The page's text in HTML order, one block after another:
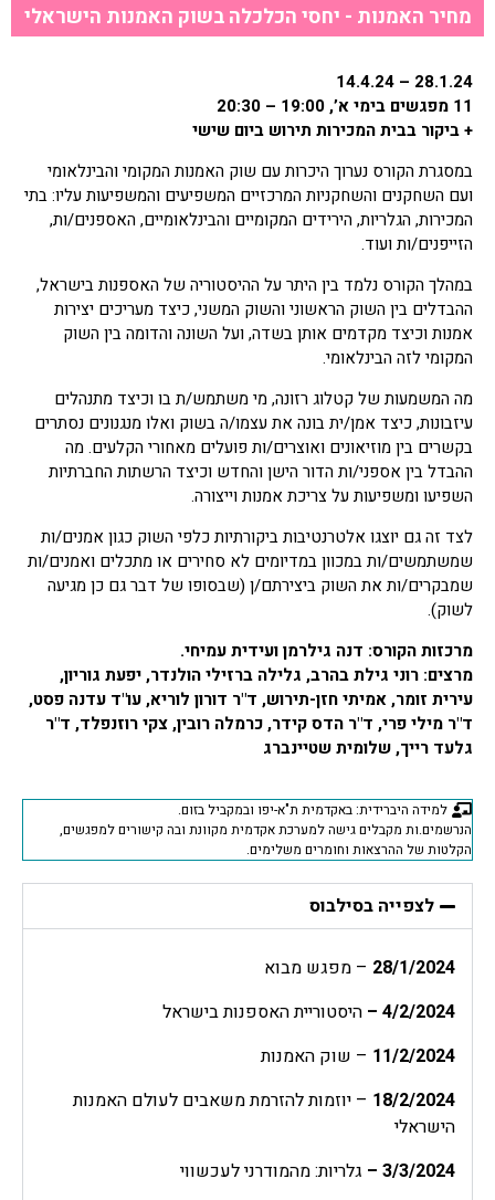
מחיר האמנות - יחסי הכלכלה בשוק האמנות הישראלי
28.1.24 – 14.4.24
11 מפגשים בימי א’, 19:00 – 20:30
+ ביקור בבית המכירות תירוש ביום שישי
במסגרת הקורס נערוך היכרות עם שוק האמנות המקומי והבינלאומי
ועם השחקנים והשחקניות המרכזיים המשפיעים והמשפיעות עליו: בתי
המכירות, הגלריות, הירידים המקומיים והבינלאומיים, האספנים/ות,
הזייפנים/ות ועוד.
במהלך הקורס נלמד בין היתר על ההיסטוריה של האספנות בישראל,
ההבדלים בין השוק הראשוני והשוק המשני, כיצד מעריכים יצירות
אמנות וכיצד מקדמים אותן בשדה, ועל השונה והדומה בין השוק
המקומי לזה הבינלאומי.
מה המשמעות של קטלוג רזונה, מי משתמש/ת בו וכיצד מתנהלים
עיזבונות, כיצד אמן/ית בונה את עצמו/ה בשוק ואלו מנגנונים נסתרים
בקשרים בין מוזיאונים ואוצרים/ות פועלים מאחורי הקלעים. מה
ההבדל בין אספני/ות הדור הישן והחדש וכיצד הרשתות החברתיות
השפיעו ומשפיעות על צריכת אמנות וייצורה.
לצד זה גם יוצגו אלטרנטיבות ביקורתיות כלפי השוק כגון אמנים/ות
שמשתמשים/ות במכוון במדיומים לא סחירים או מתכלים ואמנים/ות
שמבקרים/ות את השוק ביצירתם/ן (שבסופו של דבר גם כן מגיעה
לשוק).
מרכזות הקורס: דנה גילרמן ועידית עמיחי.
מרצים: רוני גילת בהרב, גלילה ברזילי הולנדר, יפעת גוריון,
עירית זומר, אמיתי חזן-תירוש, ד"ר דורון לוריא, עו"ד עדנה פסט,
ד"ר מילי פרי, ד"ר הדס קידר, כרמלה רובין, צקי רוזנפלד, ד"ר
גלעד רייך, שלומית שטיינברג
למידה היברידית: באקדמית ת"א-יפו ובמקביל בזום.
הנרשמים.ות מקבלים גישה למערכת אקדמית מקוונת ובה קישורים למפגשים,
הקלטות של ההרצאות וחומרים משלימים.
לצפייה בסילבוס
28/1/2024 – מפגש מבוא
4/2/2024
– היסטוריית האספנות בישראל
11/2/2024 – שוק האמנות
18/2/2024 – יוזמות להזרמת משאבים לעולם האמנות
הישראלי
3/3/2024
– גלריות: מהמודרני לעכשווי